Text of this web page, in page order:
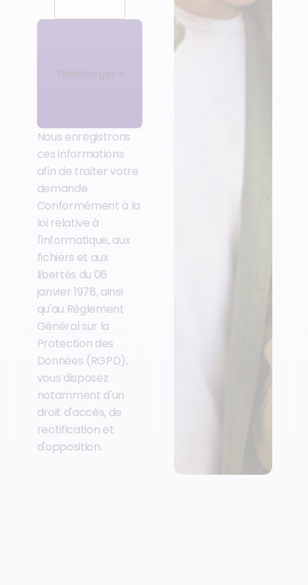
Télécharger
Nous enregistrons
ces informations
afin de traiter votre
demande.
Conformément à la
loi relative à
l'informatique, aux
fichiers et aux
libertés du 06
janvier 1978, ainsi
qu'au Règlement
Général sur la
Protection des
Données (RGPD),
vous disposez
notamment d'un
droit d'accès, de
rectification et
d'opposition.